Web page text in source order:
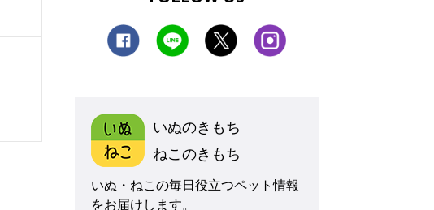
いぬのきもち
ねこのきもち
いぬ・ねこの毎日役立つペット情報
をお届けします。